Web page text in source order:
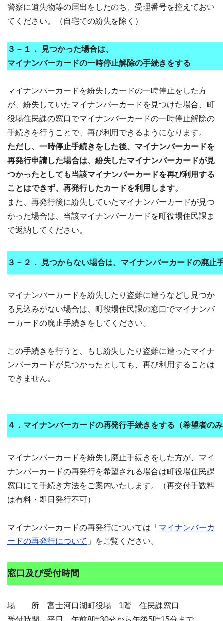
警察に遺失物等の届出をしたのち、受理番号を控えておい
てください。（自宅での紛失を除く）
３－１．
見つかった場合は、
マイナンバーカードの一時停止解除の手続きをする
マイナンバーカードを紛失しカードの一時停止をした方
が、紛失していたマイナンバーカードを見つけた場合、町
役場住民課の窓口でマイナンバーカードの一時停止解除の
手続きを行うことで、再び利用できるようになります。
ただし、一時停止手続きをした後、マイナンバーカードを
再発行申請した場合は、紛失したマイナンバーカードが見
つかったとしても当該マイナンバーカードを再び利用する
ことはできず、再発行したカードを利用します。
また、再発行後に紛失していたマイナンバーカードが見つ
かった場合は、当該マイナンバーカードを町役場住民課ま
で返納してください。
３－２． 見つからない場合は、マイナンバーカードの廃止
マイナンバーカードを紛失したり盗難に遭うなどし見つか
る見込みがない場合は、町役場住民課の窓口でマイナンバ
ーカードの廃止手続きをしてください。
この手続きを行うと、もし紛失したり盗難に遭ったマイナ
ンバーカードが見つかったとしても、再び利用することは
できません。
４． マイナンバーカードの再発行手続きをする（希望者の
マイナンバーカードを紛失し廃止手続きをした方が、マイ
ナンバーカードの再発行を希望される場合は町役場住民課
窓口にて手続き方法をご案内いたします。（再交付手数料
は有料・即日発行不可）
マイナンバーカードの再発行については「 マイナンバーカ
ードの再発行について 」をご覧ください。
窓口及び受付時間
場 所 富士河口湖町役場 1階 住民課窓口
受付時間 平日 午前8時30分から午後5時15分まで